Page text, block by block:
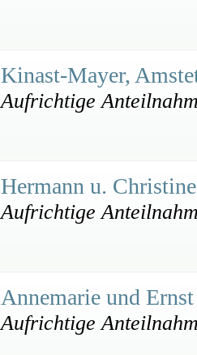
Kinast-Mayer,
Aufrichtige
Hermann u.
Aufrichtige
Annemarie und
Aufrichtige